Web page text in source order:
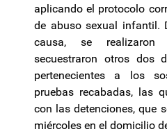
aplicando el protocolo
de abuso sexual infantil.
causa, se
secuestraron otros dos
pertenecientes a los
pruebas recabadas, las
con las detenciones, que
miércoles en el domicilio